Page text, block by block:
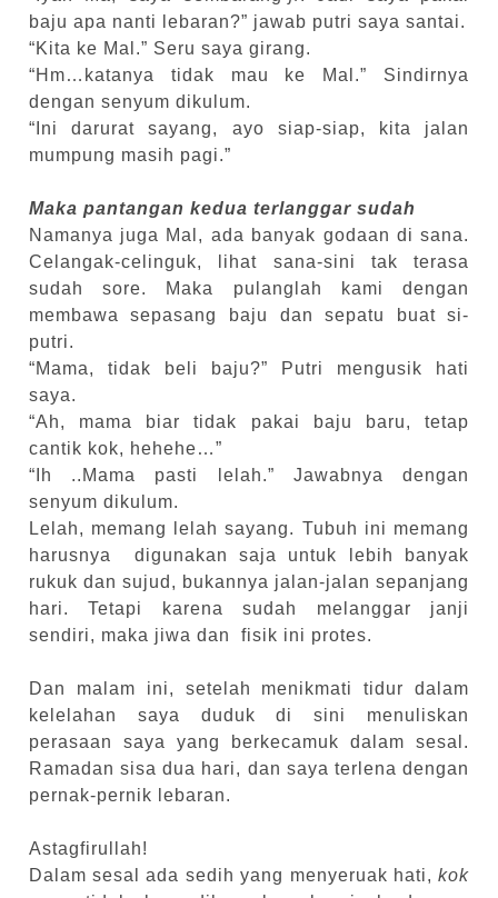
baju apa nanti lebaran?” jawab putri saya santai.
“Kita ke Mal.” Seru saya girang.
“Hm…katanya tidak mau ke Mal.” Sindirnya
dengan senyum dikulum.
“Ini darurat sayang, ayo siap-siap, kita jalan
mumpung masih pagi.”
Maka pantangan kedua terlanggar sudah
Namanya juga Mal, ada banyak godaan di sana.
Celangak-celinguk, lihat sana-sini tak terasa
sudah sore. Maka pulanglah kami dengan
membawa sepasang baju dan sepatu buat si-
putri.
“Mama, tidak beli baju?” Putri mengusik hati
saya.
“Ah, mama biar tidak pakai baju baru, tetap
cantik kok, hehehe…”
“Ih ..Mama pasti lelah.” Jawabnya dengan
senyum dikulum.
Lelah, memang lelah sayang. Tubuh ini memang
harusnya digunakan saja untuk lebih banyak
rukuk dan sujud, bukannya jalan-jalan sepanjang
hari. Tetapi karena sudah melanggar janji
sendiri, maka jiwa dan fisik ini protes.
Dan malam ini, setelah menikmati tidur dalam
kelelahan saya duduk di sini menuliskan
perasaan saya yang berkecamuk dalam sesal.
Ramadan sisa dua hari, dan saya terlena dengan
pernak-pernik lebaran.
Astagfirullah!
Dalam sesal ada sedih yang menyeruak hati,kok